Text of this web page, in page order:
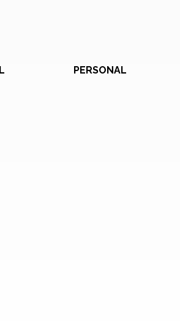
PERSONAL